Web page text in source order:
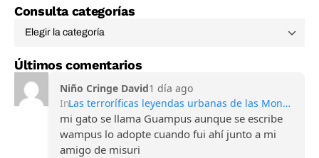
Consulta categorías
Últimos comentarios
Niño Cringe David1 día ago
In
Las terroríficas leyendas urbanas de las Montañas Apalaches
mi gato se llama Guampus aunque se escribe
wampus lo adopte cuando fui ahí junto a mi
amigo de misuri